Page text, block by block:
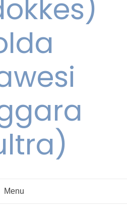
Menu